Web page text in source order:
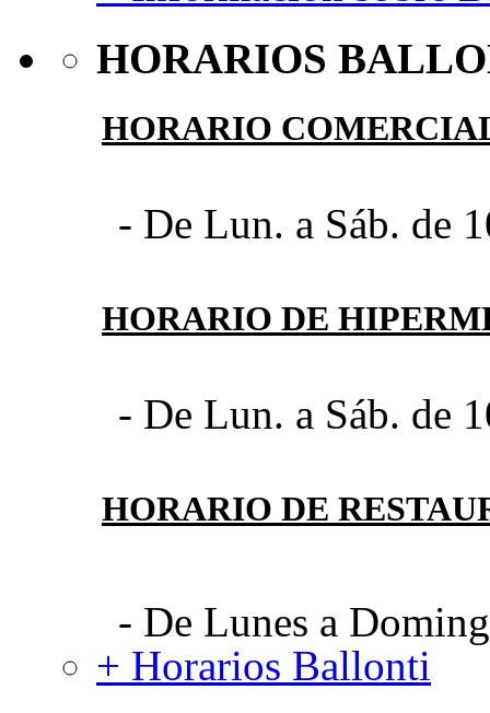
HORARIOS
HORARIO
- De Lun. a Sáb. de
HORARIO DE
- De Lun. a Sáb. de
HORARIO DE
- De Lunes a
+ Horarios Ballonti